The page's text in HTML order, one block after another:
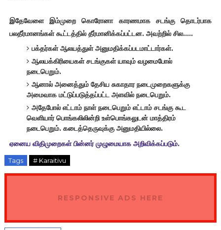
இதேவேளை இம்முறை கொரோனா காரணமாக சடங்கு தொடர்பாக
பலதீர்மானங்கள் கூட்டத்தில் தீர்மானிக்கப்பட்டன. அவற்றில் சில.....
பக்தர்கள் ஆலயத்துள் அனுமதிக்கப்படமாட்டார்கள்.
ஆலயக்கிரியைகள் சடங்குகள் யாவும் வழமைபோல்
நடைபெறும்.
ஆனால் அனைத்தும் தேசிய சுகாதார நடைமுறைகளுக்கு
அமைவாக மட்டுப்படுத்தப்பட்ட அளவில் நடைபெறும்.
அதேபோல் எட்டாம் நாள் நடைபெறும் எட்டாம் சடங்கு கூட
வெளியார் பொங்கலிலின்றி உள்பொங்கலுடன் மாத்திரம்
நடைபெறும். கடைத்தெருவுக்கு அனுமதியில்லை.
ஏனைய விதிமுறைகள் பின்னர் முழுமையாக அறிவிக்கப்படும்.
Tags # Karaitivu
RESPONSIVE ADS HERE